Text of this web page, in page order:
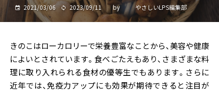
2021/03/06 2023/09/11 by やさしいLPS編集部
きのこはローカロリーで栄養豊富なことから、美容や健康
によいとされています。食べごたえもあり、さまざまな料
理に取り入れられる食材の優等生でもあります。さらに
近年では、免疫力アップにも効果が期待できると注目が